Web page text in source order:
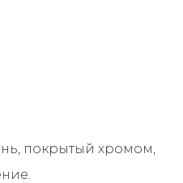
покрытый хромом,